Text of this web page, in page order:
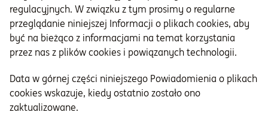
regulacyjnych. W związku z tym prosimy o regularne
przeglądanie niniejszej Informacji o plikach cookies, aby
być na bieżąco z informacjami na temat korzystania
przez nas z plików cookies i powiązanych technologii.
Data w górnej części niniejszego Powiadomienia o plikach
cookies wskazuje, kiedy ostatnio zostało ono
zaktualizowane.